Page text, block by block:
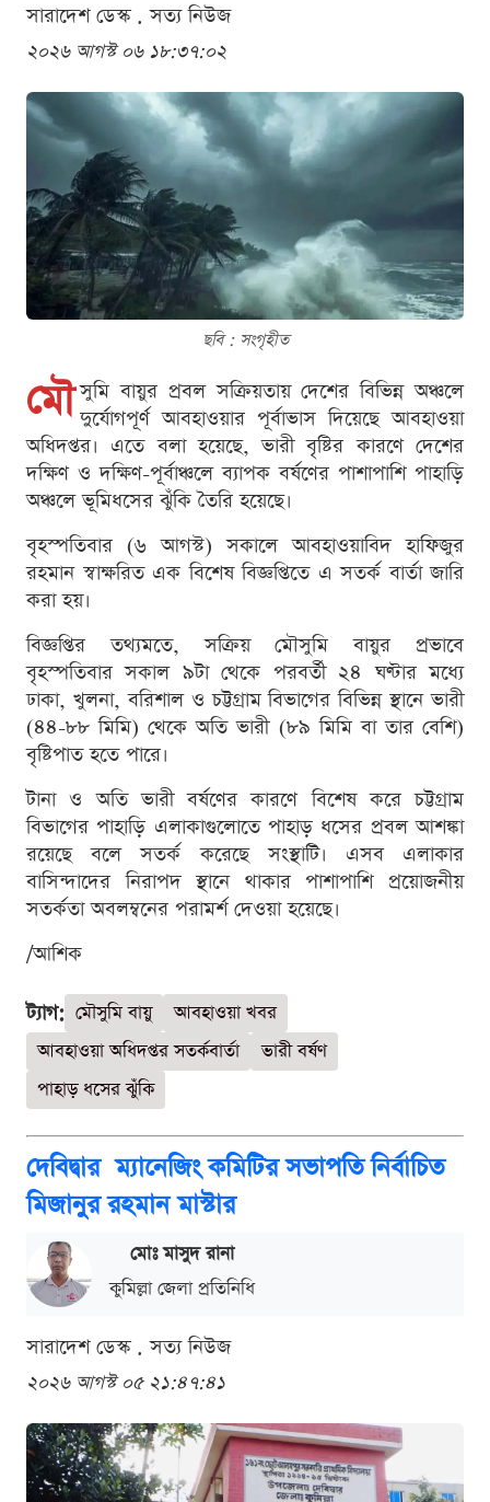
সারাদেশ ডেস্ক . সত্য নিউজ
২০২৬ আগস্ট ০৬ ১৮:৩৭:০২
ছবি : সংগৃহীত
মৌ সুমি বায়ুর প্রবল সক্রিয়তায় দেশের বিভিন্ন অঞ্চলে
দুর্যোগপূর্ণ আবহাওয়ার পূর্বাভাস দিয়েছে আবহাওয়া
অধিদপ্তর। এতে বলা হয়েছে, ভারী বৃষ্টির কারণে দেশের
দক্ষিণ ও দক্ষিণ-পূর্বাঞ্চলে ব্যাপক বর্ষণের পাশাপাশি পাহাড়ি
অঞ্চলে ভূমিধসের ঝুঁকি তৈরি হয়েছে।
বৃহস্পতিবার (৬ আগস্ট) সকালে আবহাওয়াবিদ হাফিজুর
রহমান স্বাক্ষরিত এক বিশেষ বিজ্ঞপ্তিতে এ সতর্ক বার্তা জারি
করা হয়।
বিজ্ঞপ্তির তথ্যমতে, সক্রিয় মৌসুমি বায়ুর প্রভাবে
বৃহস্পতিবার সকাল ৯টা থেকে পরবর্তী ২৪ ঘণ্টার মধ্যে
ঢাকা, খুলনা, বরিশাল ও চট্টগ্রাম বিভাগের বিভিন্ন স্থানে ভারী
(৪৪-৮৮ মিমি) থেকে অতি ভারী (৮৯ মিমি বা তার বেশি)
বৃষ্টিপাত হতে পারে।
টানা ও অতি ভারী বর্ষণের কারণে বিশেষ করে চট্টগ্রাম
বিভাগের পাহাড়ি এলাকাগুলোতে পাহাড় ধসের প্রবল আশঙ্কা
রয়েছে বলে সতর্ক করেছে সংস্থাটি। এসব এলাকার
বাসিন্দাদের নিরাপদ স্থানে থাকার পাশাপাশি প্রয়োজনীয়
সতর্কতা অবলম্বনের পরামর্শ দেওয়া হয়েছে।
/আশিক
ট্যাগ: মৌসুমি বায়ু
আবহাওয়া খবর
আবহাওয়া অধিদপ্তর সতর্কবার্তা
ভারী বর্ষণ
পাহাড় ধসের ঝুঁকি
দেবিদ্বার ম্যানেজিং কমিটির সভাপতি নির্বাচিত
মিজানুর রহমান মাস্টার
মোঃ মাসুদ রানা
কুমিল্লা জেলা প্রতিনিধি
সারাদেশ ডেস্ক . সত্য নিউজ
২০২৬ আগস্ট ০৫ ২১:৪৭:৪১